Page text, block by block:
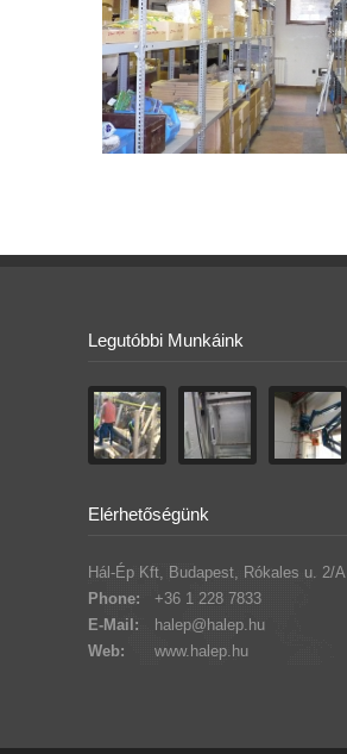
Legutóbbi Munkáink
Elérhetőségünk
Hál-Ép Kft, Budapest, Rókales u. 2/A
Phone:
+36 1 228 7833
E-Mail:
halep@halep.hu
Web:
www.halep.hu